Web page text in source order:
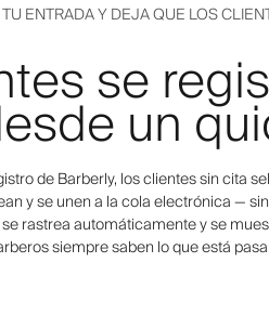
ENTRADA Y DEJA QUE LOS
se
un
de Barberly, los clientes sin cita
y se unen a la cola electrónica —
rastrea automáticamente y se
siempre saben lo que está